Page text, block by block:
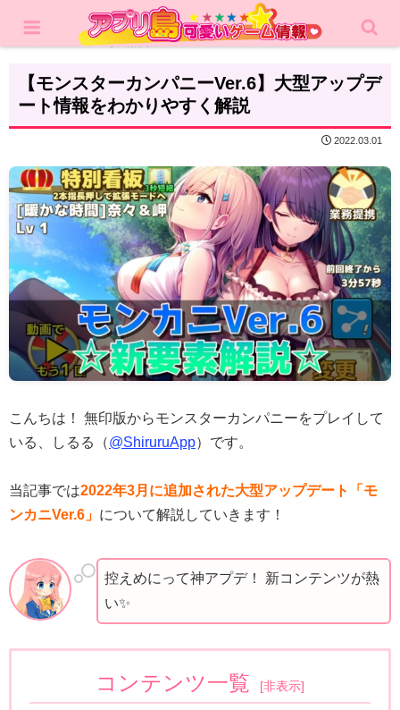
攻略記事
【モンスターカンパニーVer.6】大型アップデ
ート情報をわかりやすく解説
2022.03.01
こんちは！ 無印版からモンスターカンパニーをプレイして
いる、しるる（@ShiruruApp）です。
当記事では2022年3月に追加された大型アップデート「モ
ンカニVer.6」 について解説していきます！
控えめにって神アプデ！ 新コンテンツが熱
い✨
コンテンツ一覧 [非表示]